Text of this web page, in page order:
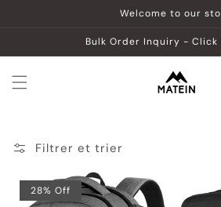
Welcome to our
Bulk Order Inquiry - Click
Filtrer et trier
28% Off